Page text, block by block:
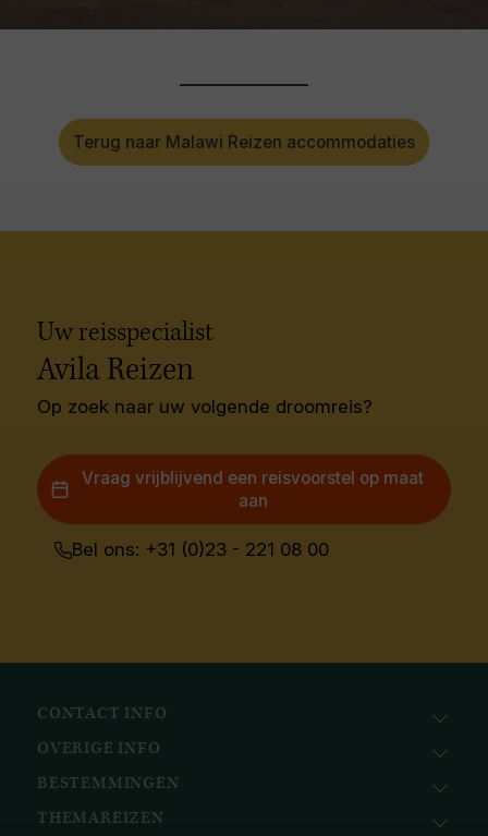
Terug naar Malawi Reizen accommodaties
Uw reisspecialist
Avila Reizen
Op zoek naar uw volgende droomreis?
Vraag vrijblijvend een reisvoorstel op maat
aan
Bel ons: +31 (0)23 - 221 08 00
CONTACT INFO
Avila Reizen
Nieuwe Gracht 78
+31 (0) 23 221 0800
OVERIGE INFO
KvK: 51111616
BTW nr.: NL823096415B01
BESTEMMINGEN
Afrika
THEMAREIZEN